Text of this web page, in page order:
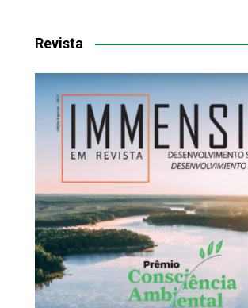
Revista